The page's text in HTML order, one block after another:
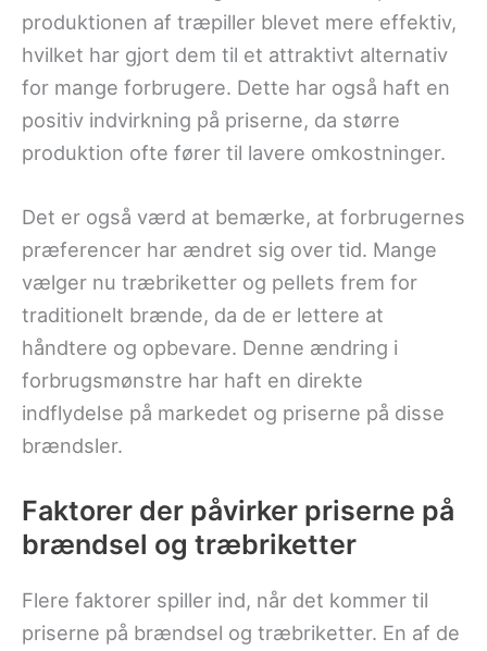
produktionen af træpiller blevet mere effektiv,
hvilket har gjort dem til et attraktivt alternativ
for mange forbrugere. Dette har også haft en
positiv indvirkning på priserne, da større
produktion ofte fører til lavere omkostninger.
Det er også værd at bemærke, at forbrugernes
præferencer har ændret sig over tid. Mange
vælger nu træbriketter og pellets frem for
traditionelt brænde, da de er lettere at
håndtere og opbevare. Denne ændring i
forbrugsmønstre har haft en direkte
indflydelse på markedet og priserne på disse
brændsler.
Faktorer der påvirker priserne på
brændsel og træbriketter
Flere faktorer spiller ind, når det kommer til
priserne på brændsel og træbriketter. En af de